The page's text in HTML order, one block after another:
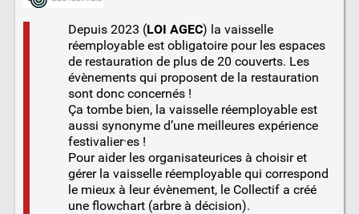
Depuis 2023 (LOI AGEC) la vaisselle
réemployable est obligatoire pour les espaces
de restauration de plus de 20 couverts. Les
évènements qui proposent de la restauration
sont donc concernés !
Ça tombe bien, la vaisselle réemployable est
aussi synonyme d’une meilleures expérience
festivalier·es !
Pour aider les organisateurices à choisir et
gérer la vaisselle réemployable qui correspond
le mieux à leur évènement, le Collectif a créé
une flowchart (arbre à décision).